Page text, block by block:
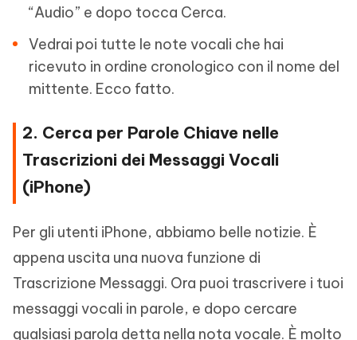
“Audio” e dopo tocca Cerca.
Vedrai poi tutte le note vocali che hai
ricevuto in ordine cronologico con il nome del
mittente. Ecco fatto.
2. Cerca per Parole Chiave nelle
Trascrizioni dei Messaggi Vocali
(iPhone)
Per gli utenti iPhone, abbiamo belle notizie. È
appena uscita una nuova funzione di
Trascrizione Messaggi. Ora puoi trascrivere i tuoi
messaggi vocali in parole, e dopo cercare
qualsiasi parola detta nella nota vocale. È molto